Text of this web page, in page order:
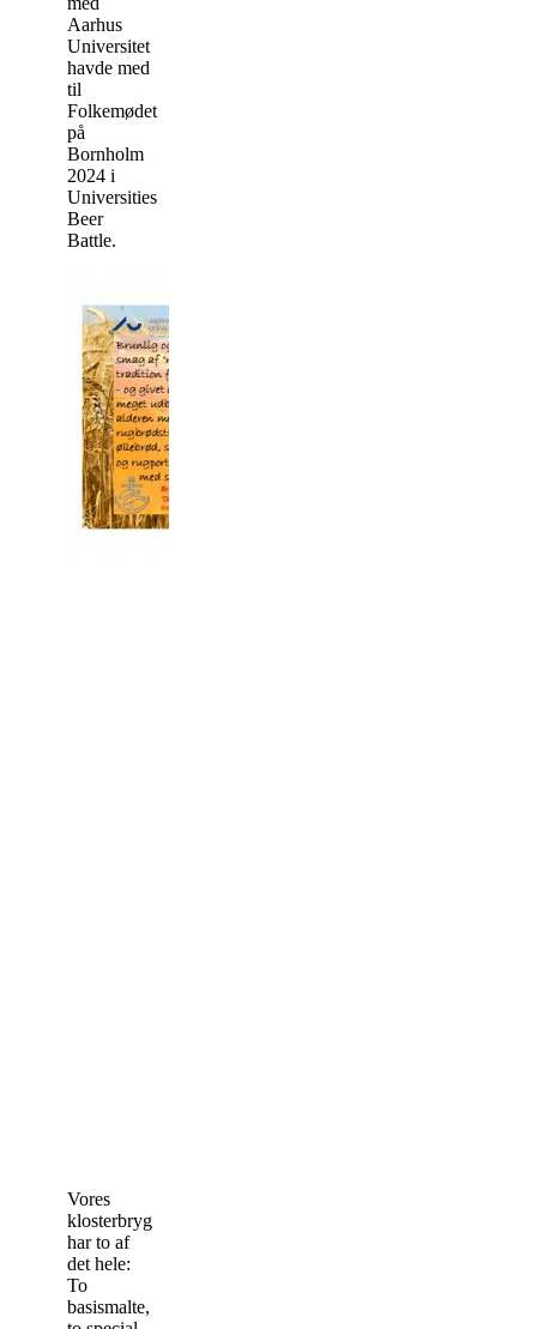
Aarhus
Universitet
havde med
til
Folkemødet
på
Bornholm
2024 i
Universities
Beer
Battle.
Vores
klosterbryg
har to af
det hele:
To
basismalte,